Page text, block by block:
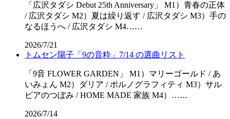
「広沢タダシ Debut 25th Anniversary」 M1）青春の正体
/ 広沢タダシ M2）夏は繰り返す / 広沢タダシ M3）手の
なるほうへ / 広沢タダシ M4……
2026/7/21
トムセン陽子「9の音粋」7/14 の選曲リスト
「9音 FLOWER GARDEN」 M1）マリーゴールド / あ
いみょん M2）ダリア / ポルノグラフィティ M3）サル
ビアのつぼみ / HOME MADE 家族 M4）……
2026/7/14